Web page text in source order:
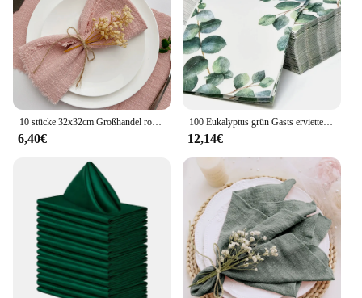
6,40€
100 Eukalyptus grün Gasts ervietten Einweg papier grünes Blatt Hands erviette für Badezimmer Pulver Zimmer Hochzeits feier Dekoration
12,14€